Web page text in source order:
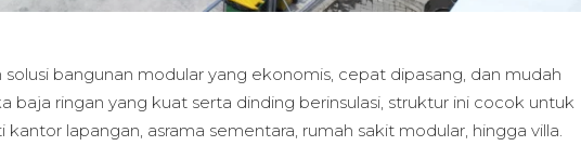
solusi bangunan modular yang ekonomis, cepat dipasang, dan mudah
baja ringan yang kuat serta dinding berinsulasi, struktur ini cocok untuk
lapangan, asrama sementara, rumah sakit modular, hingga villa.